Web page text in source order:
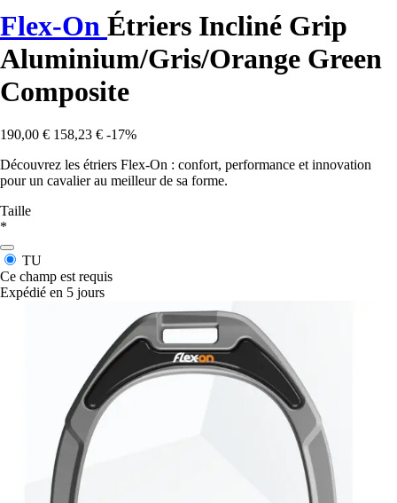
Flex-On Étriers Incliné Grip
Aluminium/Gris/Orange Green
Composite
190,00 € 158,23 € -17%
Découvrez les étriers Flex-On : confort, performance et innovation
pour un cavalier au meilleur de sa forme.
Taille
*
TU
Ce champ est requis
Expédié en 5 jours